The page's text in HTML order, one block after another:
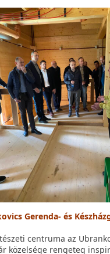
Gerenda- és
centruma az
közelsége rengeteg